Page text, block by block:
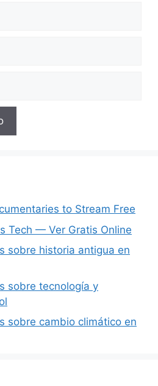
to Stream Free
Tech — Ver Gratis Online
sobre historia antigua en
sobre tecnología y
sobre cambio climático en